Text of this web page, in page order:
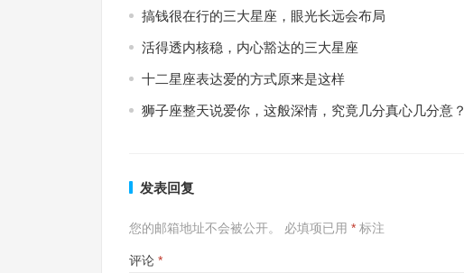
搞钱很在行的三大星座，眼光长远会布局
活得透内核稳，内心豁达的三大星座
十二星座表达爱的方式原来是这样
狮子座整天说爱你，这般深情，究竟几分真心几分意？
发表回复
您的邮箱地址不会被公开。 必填项已用 * 标注
评论 *